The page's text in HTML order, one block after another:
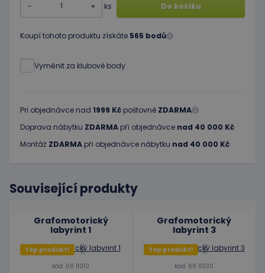
- + ks Do košíku
Koupí tohoto produktu získáte 565 bodů
Vyměnit za klubové body
Pri objednávce nad 1999 Kč poštovné ZDARMA
Doprava nábytku ZDARMA při objednávce nad 40 000 Kč
Montáž ZDARMA při objednávce nábytku nad 40 000 Kč
Související produkty
Grafomotorický
labyrint 1
Top produkt!
kód: 66 11010
Grafomotorický
labyrint 3
Top produkt!
kód: 66 11030